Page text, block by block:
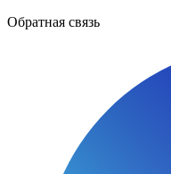
Обратная связь